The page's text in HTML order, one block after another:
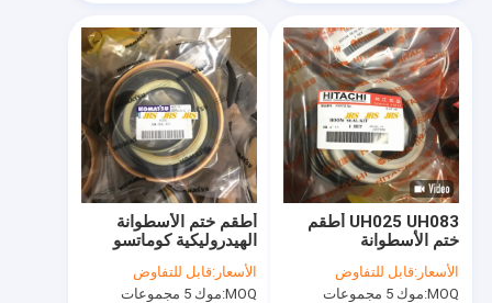
أطقم ختم الأسطوانة
الهيدروليكية كوماتسو
PC200
الأسعار:قابل للتفاوض
MOQ: موك 5 مجموعات
UH025 UH083 أطقم
ختم الأسطوانة
الهيدروليكية لدلو ذراع
ذراع هيتاشي
الأسعار:قابل للتفاوض
MOQ: موك 5 مجموعات